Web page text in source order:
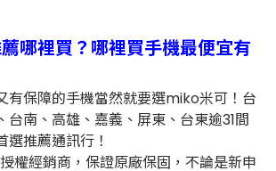
哪裡買？哪裡買手機最便宜有
有保障的手機當然就要選miko米可！台
台南、高雄、嘉義、屏東、台東逾31間
選推薦通訊行！
權經銷商，保證原廠保固，不論是新申